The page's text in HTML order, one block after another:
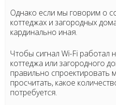
Однако если мы говорим о
коттеджах и загородных
кардинально иная.
Чтобы сигнал Wi-Fi работал
коттеджа или загородного
правильно спроектировать
просчитать, какое
потребуется.